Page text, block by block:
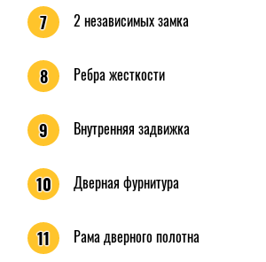
7 2 независимых замка
8 Ребра жесткости
9 Внутренняя задвижка
10 Дверная фурнитура
11 Рама дверного полотна